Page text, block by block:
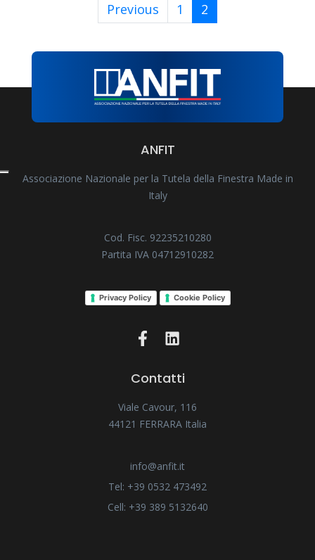
Previous 1 2
ANFIT
Associazione Nazionale per la Tutela della Finestra Made in
Italy
Cod. Fisc. 92235210280
Partita IVA 04712910282
Privacy Policy Cookie Policy
Contatti
Viale Cavour, 116
44121 FERRARA Italia
info@anfit.it
Tel: +39 0532 473492
Cell: +39 389 5132640